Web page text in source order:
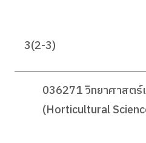
3(2-3)
036271 วิทยาศาสตร์
(Horticultural